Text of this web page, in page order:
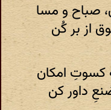
صباح و مسا
از بر کُن
امکان
داور کن